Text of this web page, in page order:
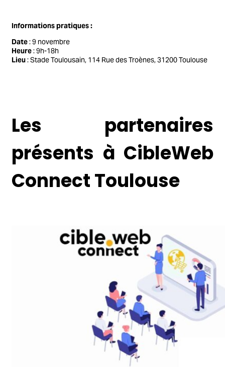
Informations pratiques :
Date: 9 novembre
Heure: 9h-18h
Lieu: Stade Toulousain, 114 Rue des Troènes, 31200 Toulouse
Les partenaires
présents à CibleWeb
Connect Toulouse